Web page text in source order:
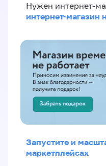
Нужен интернет-
интернет-магазин
Запустите и
маркетплейсах